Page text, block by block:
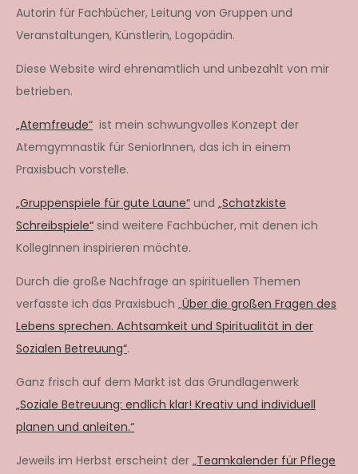
Autorin für Fachbücher, Leitung von Gruppen und
Veranstaltungen, Künstlerin, Logopädin.
Diese Website wird ehrenamtlich und unbezahlt von mir
betrieben.
„Atemfreude“ ist mein schwungvolles Konzept der
Atemgymnastik für SeniorInnen, das ich in einem
Praxisbuch vorstelle.
„Gruppenspiele für gute Laune“ und „Schatzkiste
Schreibspiele“ sind weitere Fachbücher, mit denen ich
KollegInnen inspirieren möchte.
Durch die große Nachfrage an spirituellen Themen
verfasste ich das Praxisbuch „Über die großen Fragen des
Lebens sprechen. Achtsamkeit und Spiritualität in der
Sozialen Betreuung“.
Ganz frisch auf dem Markt ist das Grundlagenwerk
„Soziale Betreuung: endlich klar! Kreativ und individuell
planen und anleiten.“
Jeweils im Herbst erscheint der „Teamkalender für Pflege